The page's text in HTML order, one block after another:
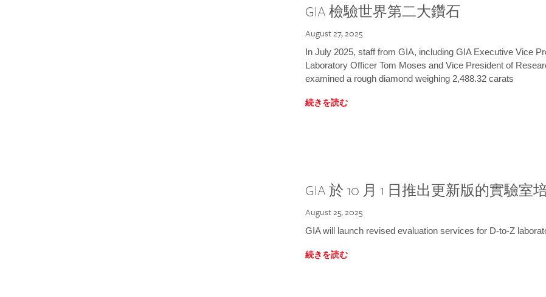
GIA 檢驗世界第二大鑽石
August 27, 2025
In July 2025, staff from GIA, including GIA Executive Vice
Laboratory Officer Tom Moses and Vice President of
examined a rough diamond weighing 2,488.32 carats
続きを読む
GIA 於 10 月 1 日推出更新版的實驗室
August 25, 2025
GIA will launch revised evaluation services for D-to-Z
続きを読む